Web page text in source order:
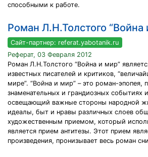
способными к работе.
Роман Л.Н.Толстого “Война
Сайт-партнер: referat.yabotanik.ru
Реферат, 03 Февраля 2012
Роман Л.Н.Толстого “Война и мир”
известных писателей и критиков,
мире”. “Война и мир” – это роман-эпопея,
знаменательных и грандиозных событиях
освещающий важные стороны народной
идеалы, быт и нравы различных слоев
художественным приемом, который
является прием антитезы. Этот прием
произведения, пронизывает весь роман